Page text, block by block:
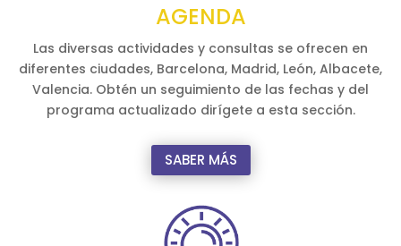
AGENDA
Las diversas actividades y consultas se ofrecen en
diferentes ciudades, Barcelona, Madrid, León, Albacete,
Valencia. Obtén un seguimiento de las fechas y del
programa actualizado dirígete a esta sección.
SABER MÁS